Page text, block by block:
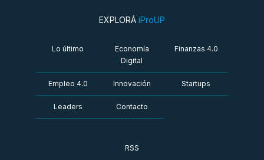
EXPLORÁ iProUP
Lo último
Economía
Digital
Finanzas 4.0
Empleo 4.0 Innovación Startups
Leaders Contacto
RSS